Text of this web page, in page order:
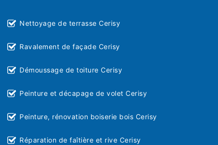
Nettoyage de terrasse Cerisy
Ravalement de façade Cerisy
Démoussage de toiture Cerisy
Peinture et décapage de volet Cerisy
Peinture, rénovation boiserie bois Cerisy
Réparation de faîtière et rive Cerisy